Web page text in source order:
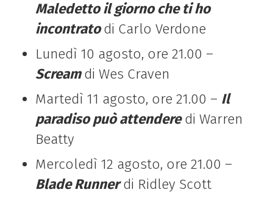
Maledetto il giorno che ti ho
incontratodi Carlo Verdone
Lunedì 10 agosto, ore 21.00 –
Screamdi Wes Craven
Martedì 11 agosto, ore 21.00 – Il
paradiso può attenderedi Warren
Beatty
Mercoledì 12 agosto, ore 21.00 –
Blade Runnerdi Ridley Scott